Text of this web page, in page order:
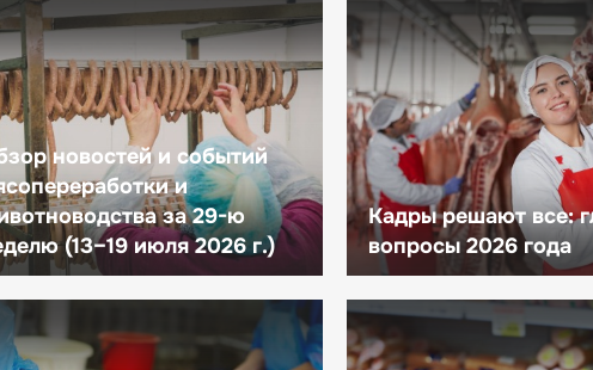
новостей и событий
и
за 29-ю
(13–19 июля 2026 г.)
Кадры решают все:
вопросы 2026 года